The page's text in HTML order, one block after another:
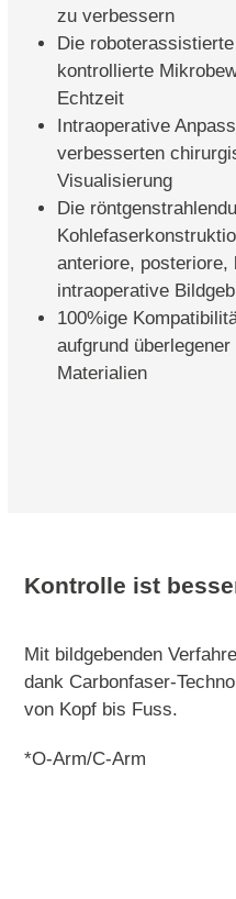
zu verbessern
Die
kontrollierte
Echtzeit
Intraoperative
verbesserten
Visualisierung
Die
anteriore, posteriore,
intraoperative
100%ige
aufgrund
Materialien
Kontrolle ist
Mit bildgebenden
dank Carbonfaser-
von Kopf bis Fuss.
*O-Arm/C-Arm